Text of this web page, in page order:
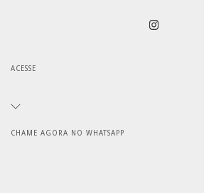
ACESSE
CHAME AGORA NO WHATSAPP